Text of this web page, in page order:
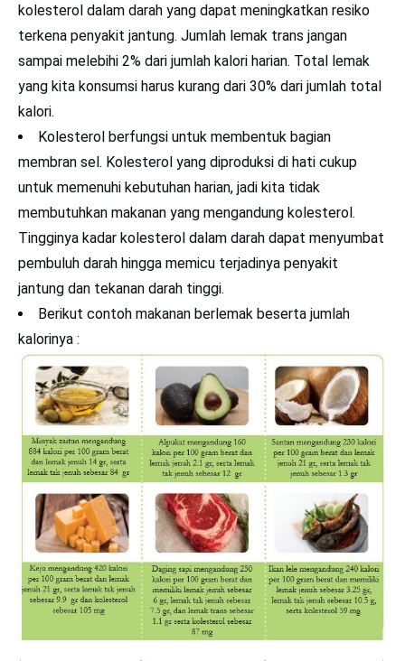
kolesterol dalam darah yang dapat meningkatkan resiko
terkena penyakit jantung. Jumlah lemak trans jangan
sampai melebihi 2% dari jumlah kalori harian. Total lemak
yang kita konsumsi harus kurang dari 30% dari jumlah total
kalori.
Kolesterol berfungsi untuk membentuk bagian
membran sel. Kolesterol yang diproduksi di hati cukup
untuk memenuhi kebutuhan harian, jadi kita tidak
membutuhkan makanan yang mengandung kolesterol.
Tingginya kadar kolesterol dalam darah dapat menyumbat
pembuluh darah hingga memicu terjadinya penyakit
jantung dan tekanan darah tinggi.
Berikut contoh makanan berlemak beserta jumlah
kalorinya :